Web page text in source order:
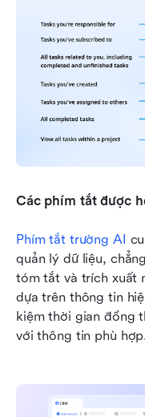
Các phím tắt được
Phím tắt trường AI
quản lý dữ liệu,
tóm tắt và trích xuất
dựa trên thông tin
kiệm thời gian đồng
với thông tin phù